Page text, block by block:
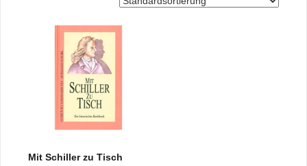
Mit Schiller zu Tisch